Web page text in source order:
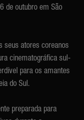
de outubro em São
seus atores coreanos
cinematográfica sul-
para os amantes
do Sul.
preparada para